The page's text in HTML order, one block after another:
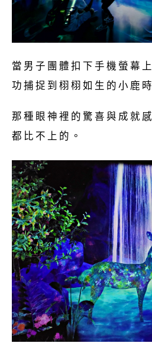
當男子團體扣下手機螢幕
功捕捉到栩栩如生的小鹿時
那種眼神裡的驚喜與成就
都比不上的。